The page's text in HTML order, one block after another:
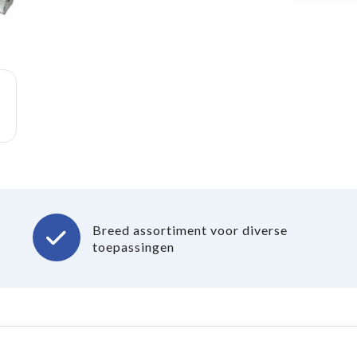
Breed assortiment voor diverse
toepassingen